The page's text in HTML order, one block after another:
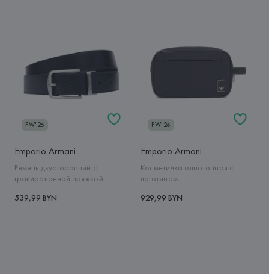
FW'26
Emporio Armani
Ремень двусторонний с
гравированной пряжкой
539,99 BYN
FW'26
Emporio Armani
Косметичка однотонная с
логотипом
929,99 BYN